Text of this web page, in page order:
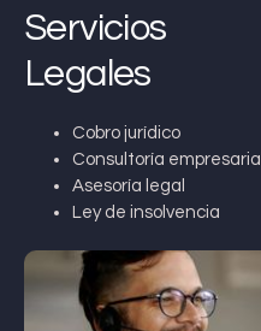
Servicios
Legales
Cobro jurídico
Consultoría empresarial
Asesoría legal
Ley de insolvencia